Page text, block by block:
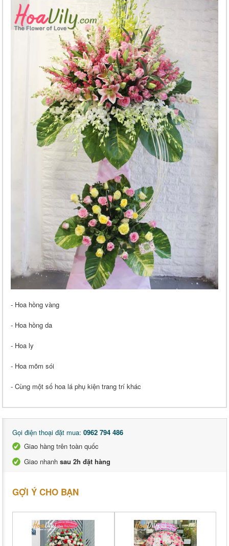
- Hoa hồng vàng
- Hoa hồng da
- Hoa ly
- Hoa mõm sói
- Cùng một số hoa lá phụ kiện trang trí khác
Gọi điện thoại đặt mua: 0962 794 486
Giao hàng trên toàn quốc
Giao nhanh sau 2h đặt hàng
GỢI Ý CHO BẠN